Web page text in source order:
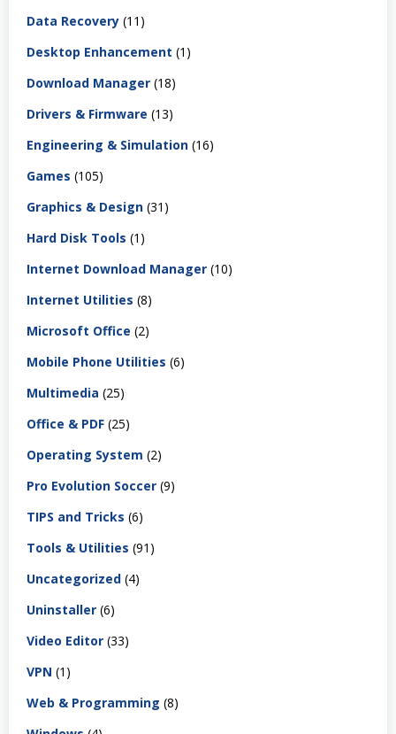
Data Recovery (11)
Desktop Enhancement (1)
Download Manager (18)
Drivers & Firmware (13)
Engineering & Simulation (16)
Games (105)
Graphics & Design (31)
Hard Disk Tools (1)
Internet Download Manager (10)
Internet Utilities (8)
Microsoft Office (2)
Mobile Phone Utilities (6)
Multimedia (25)
Office & PDF (25)
Operating System (2)
Pro Evolution Soccer (9)
TIPS and Tricks (6)
Tools & Utilities (91)
Uncategorized (4)
Uninstaller (6)
Video Editor (33)
VPN (1)
Web & Programming (8)